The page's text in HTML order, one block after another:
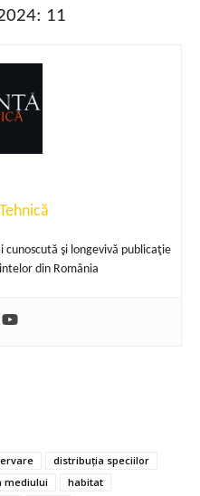
11
cunoscută şi longevivă publicaţie
din România
distribuția speciilor
mediului
habitat